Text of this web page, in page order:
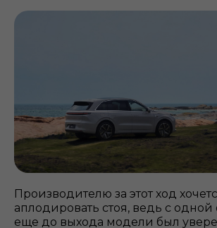
Производителю за этот ход
аплодировать стоя, ведь с одной
еще до выхода модели был